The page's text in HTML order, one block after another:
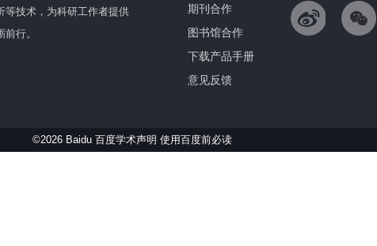
等技术，为科研工作者提供
行。
期刊合作
图书馆合作
下载产品手册
意见反馈
©2026 Baidu 百度学术声明 使用百度前必读